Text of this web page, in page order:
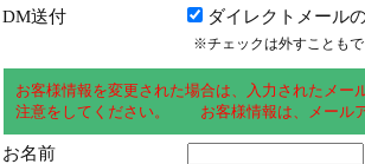
DM送付 ダイレクトメール
※チェックは外すことも
お客様情報を変更された場合は、入力されたメ
注意をしてください。 お客様情報は、メール
お名前